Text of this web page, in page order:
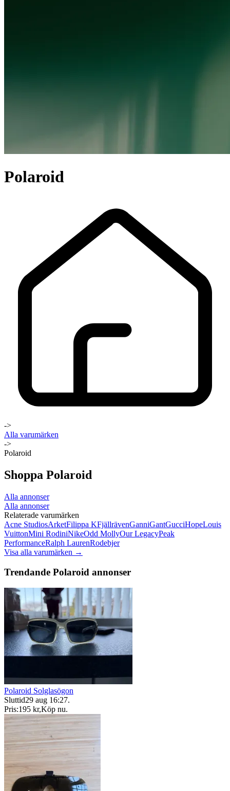
Polaroid
->
Alla varumärken
->
Polaroid
Shoppa Polaroid
Alla annonser
Alla annonser
Relaterade varumärken
Acne StudiosArketFilippa KFjällrävenGanniGantGucciHopeLouis
VuittonMini RodiniNikeOdd MollyOur LegacyPeak
PerformanceRalph LaurenRodebjer
Visa alla varumärken →
Trendande Polaroid annonser
Polaroid Solglasögon
Sluttid29 aug 16:27.
Pris:195 kr,Köp nu.